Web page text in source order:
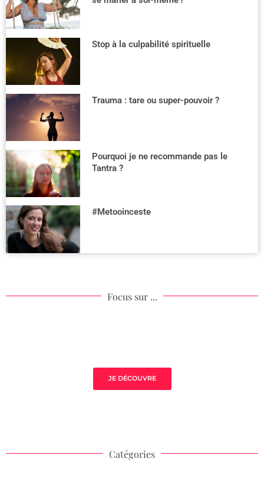
Stop à la culpabilité spirituelle
Trauma : tare ou super-pouvoir ?
Pourquoi je ne recommande pas le
Tantra ?
#Metooinceste
Focus sur ...
JE DÉCOUVRE
Catégories